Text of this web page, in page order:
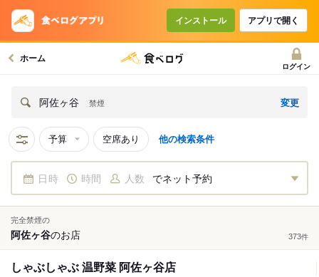
インストール アプリで開く
ホーム
ログイン
阿佐ヶ谷 禁煙 変更
予算 空席あり 他の検索条件
日時 時間 人数 でネット予約
完全禁煙の
阿佐ヶ谷のお店 373件
しゃぶしゃぶ 温野菜 阿佐ヶ谷店